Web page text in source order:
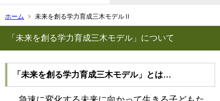
ホーム 未来を創る学力育成三木モデルⅡ
「未来を創る学力育成三木モデル」について
「未来を創る学力育成三木モデル」とは…